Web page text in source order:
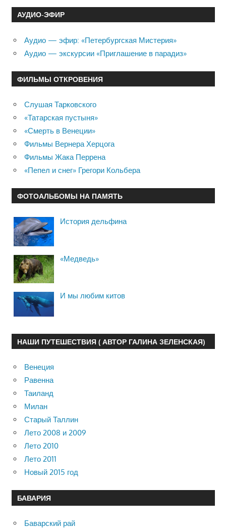
АУДИО-ЭФИР
Аудио — эфир: «Петербургская Мистерия»
Аудио — экскурсии «Приглашение в парадиз»
ФИЛЬМЫ ОТКРОВЕНИЯ
Слушая Тарковского
«Татарская пустыня»
«Смерть в Венеции»
Фильмы Вернера Херцога
Фильмы Жака Перрена
«Пепел и снег» Грегори Кольбера
ФОТОАЛЬБОМЫ НА ПАМЯТЬ
История дельфина
«Медведь»
И мы любим китов
НАШИ ПУТЕШЕСТВИЯ ( АВТОР ГАЛИНА ЗЕЛЕНСКАЯ)
Венеция
Равенна
Таиланд
Милан
Старый Таллин
Лето 2008 и 2009
Лето 2010
Лето 2011
Новый 2015 год
БАВАРИЯ
Баварский рай